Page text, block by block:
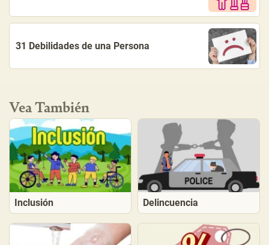
31 Debilidades de una Persona
Vea También
Inclusión Delincuencia